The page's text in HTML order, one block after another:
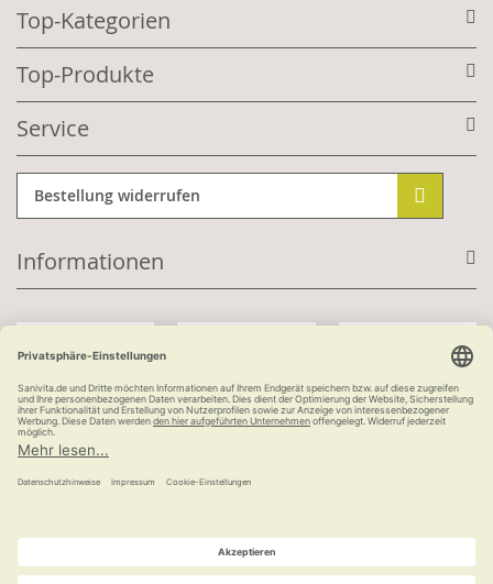
Top-Kategorien
Top-Produkte
Service
Bestellung widerrufen
Informationen
Kauf auf Rechnung
versandkostenfrei